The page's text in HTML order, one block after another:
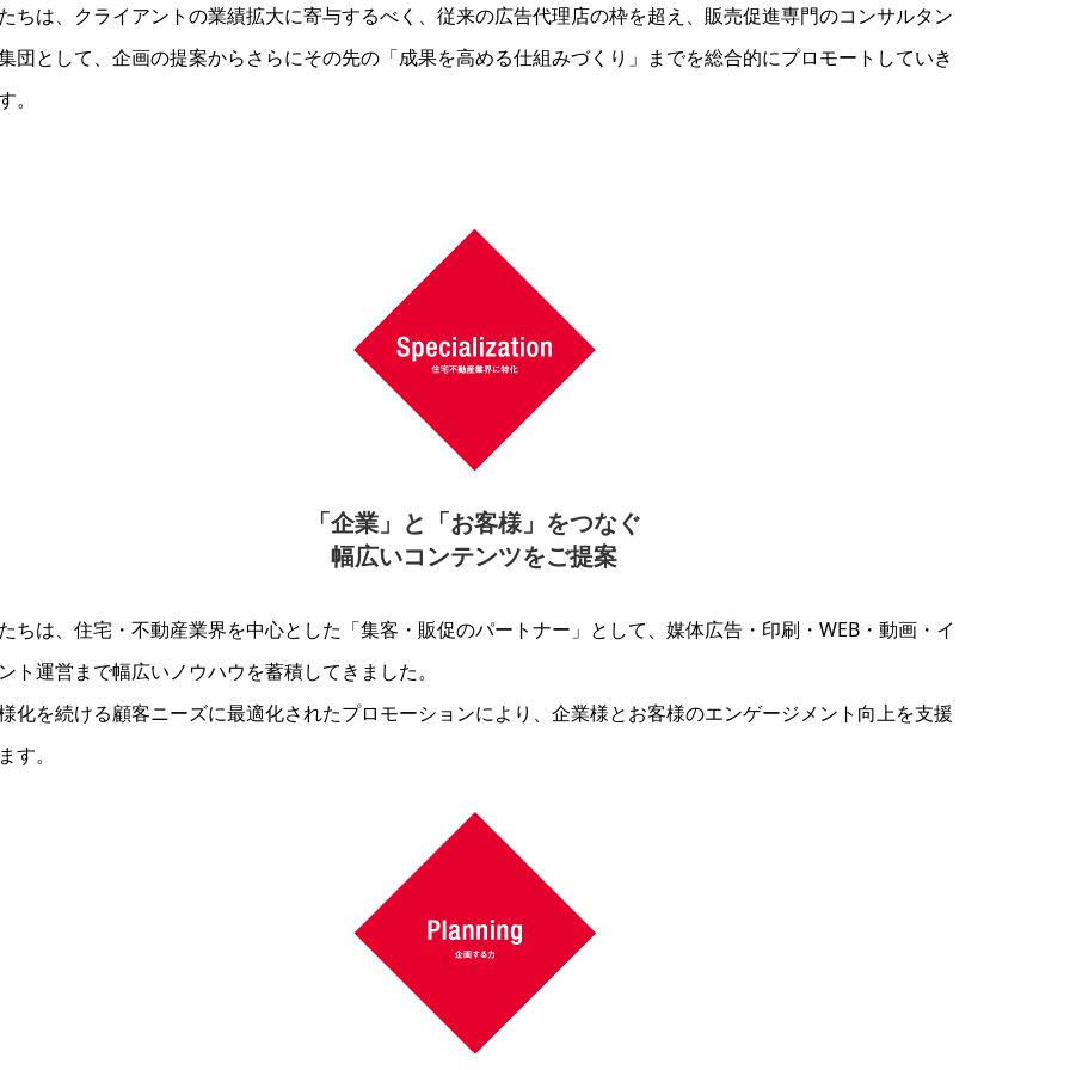
ちは、クライアントの業績拡大に寄与するべく、従来の広告代理店の枠を超え、販売促進専門のコンサルタン
団として、企画の提案からさらにその先の「成果を高める仕組みづくり」までを総合的にプロモートしていき
。
「企業」と「お客様」をつなぐ
幅広いコンテンツをご提案
ちは、住宅・不動産業界を中心とした「集客・販促のパートナー」として、媒体広告・印刷・WEB・動画・イ
ト運営まで幅広いノウハウを蓄積してきました。
化を続ける顧客ニーズに最適化されたプロモーションにより、企業様とお客様のエンゲージメント向上を支援
す。